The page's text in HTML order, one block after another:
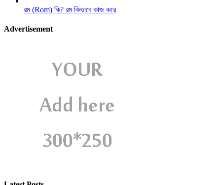
রম (Rom) কি? রম কিভাবে কাজ করে
Advertisement